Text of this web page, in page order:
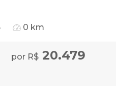
0 km
por R$ 20.479